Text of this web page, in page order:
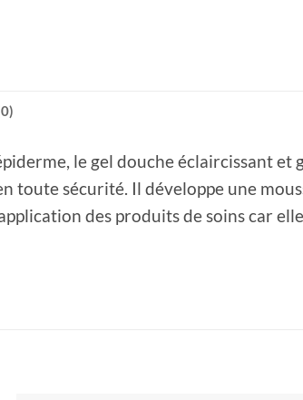
le gel douche éclaircissant et
toute sécurité. Il développe une
des produits de soins car